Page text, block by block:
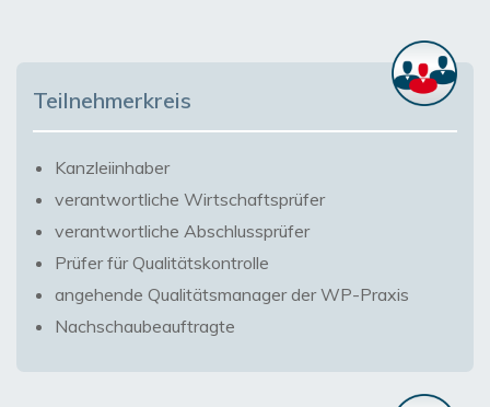
Teilnehmerkreis
Kanzleiinhaber
verantwortliche Wirtschaftsprüfer
verantwortliche Abschlussprüfer
Prüfer für Qualitätskontrolle
angehende Qualitätsmanager der WP-Praxis
Nachschaubeauftragte